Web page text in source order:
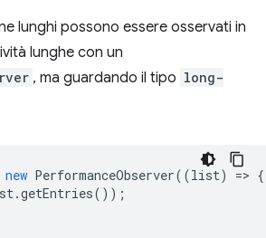
lunghi possono essere osservati in
lunghe con un
, ma guardando il tipo long-
new PerformanceObserver((list) => {
.getEntries());